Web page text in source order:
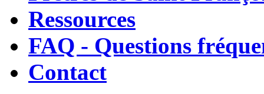
Ressources
FAQ - Questions
Contact